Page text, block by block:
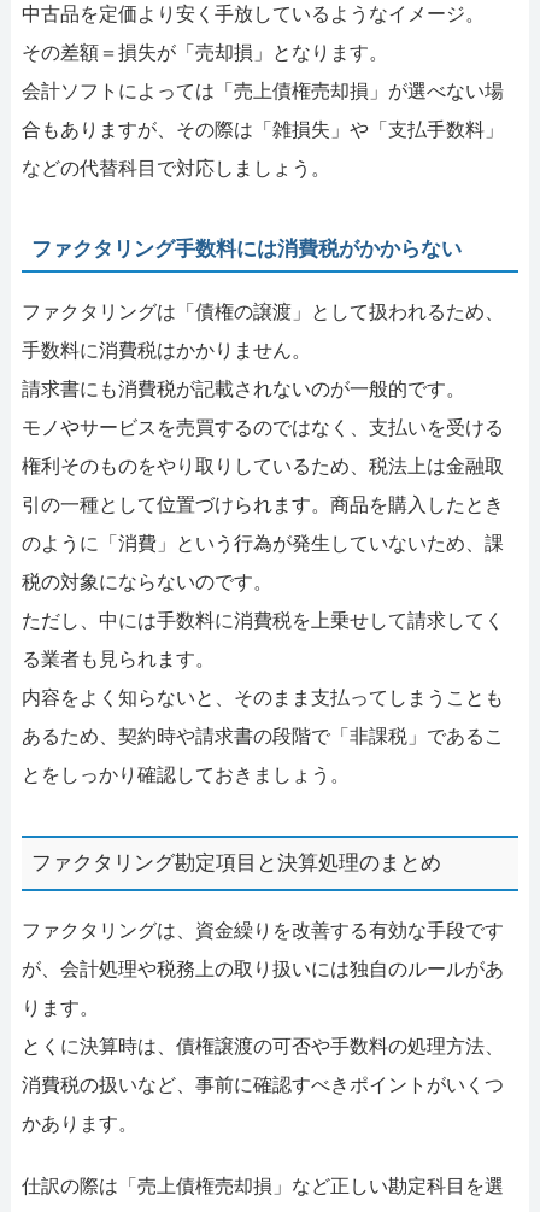
中古品を定価より安く手放しているようなイメージ。
その差額＝損失が「売却損」となります。
会計ソフトによっては「売上債権売却損」が選べない場
合もありますが、その際は「雑損失」や「支払手数料」
などの代替科目で対応しましょう。
ファクタリング手数料には消費税がかからない
ファクタリングは「債権の譲渡」として扱われるため、
手数料に消費税はかかりません。
請求書にも消費税が記載されないのが一般的です。
モノやサービスを売買するのではなく、支払いを受ける
権利そのものをやり取りしているため、税法上は金融取
引の一種として位置づけられます。商品を購入したとき
のように「消費」という行為が発生していないため、課
税の対象にならないのです。
ただし、中には手数料に消費税を上乗せして請求してく
る業者も見られます。
内容をよく知らないと、そのまま支払ってしまうことも
あるため、契約時や請求書の段階で「非課税」であるこ
とをしっかり確認しておきましょう。
ファクタリング勘定項目と決算処理のまとめ
ファクタリングは、資金繰りを改善する有効な手段です
が、会計処理や税務上の取り扱いには独自のルールがあ
ります。
とくに決算時は、債権譲渡の可否や手数料の処理方法、
消費税の扱いなど、事前に確認すべきポイントがいくつ
かあります。
仕訳の際は「売上債権売却損」など正しい勘定科目を選